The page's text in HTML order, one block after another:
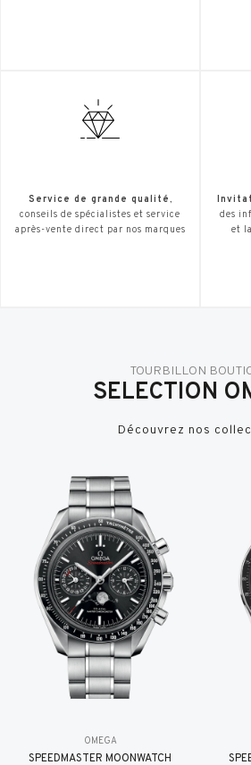
Service de grande qualité,
conseils de spécialistes et service
après-vente direct par nos marques
des
et
TOURBILLON
SELECTION
Découvrez nos
OMEGA
SPEEDMASTER MOONWATCH